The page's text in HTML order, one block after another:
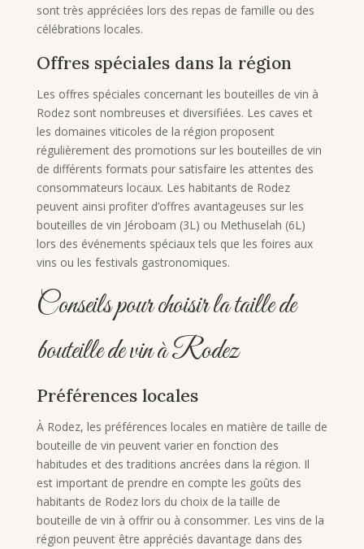
sont très appréciées lors des repas de famille ou des
célébrations locales.
Offres spéciales dans la région
Les offres spéciales concernant les bouteilles de vin à
Rodez sont nombreuses et diversifiées. Les caves et
les domaines viticoles de la région proposent
régulièrement des promotions sur les bouteilles de vin
de différents formats pour satisfaire les attentes des
consommateurs locaux. Les habitants de Rodez
peuvent ainsi profiter d’offres avantageuses sur les
bouteilles de vin Jéroboam (3L) ou Methuselah (6L)
lors des événements spéciaux tels que les foires aux
vins ou les festivals gastronomiques.
Conseils pour choisir la taille de
bouteille de vin à Rodez
Préférences locales
À Rodez, les préférences locales en matière de taille de
bouteille de vin peuvent varier en fonction des
habitudes et des traditions ancrées dans la région. Il
est important de prendre en compte les goûts des
habitants de Rodez lors du choix de la taille de
bouteille de vin à offrir ou à consommer. Les vins de la
région peuvent être appréciés davantage dans des